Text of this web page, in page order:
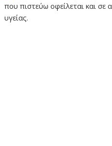
που πιστεύω οφείλεται και σε
υγείας.